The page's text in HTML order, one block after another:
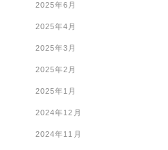
2025年6月
2025年4月
2025年3月
2025年2月
2025年1月
2024年12月
2024年11月